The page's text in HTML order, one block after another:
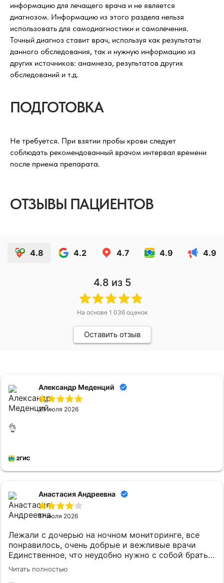
информацию для лечащего врача и не является
диагнозом. Информацию из этого раздела нельзя
использовать для самодиагностики и самолечения.
Точный диагноз ставит врач, используя как результаты
данного обследования, так и нужную информацию из
других источников: анамнеза, результатов других
обследований и т.д.
ПОДГОТОВКА
Не требуется. При взятии пробы крови следует
соблюдать рекомендованный врачом интервал времени
после приема препарата.
ОТЗЫВЫ ПАЦИЕНТОВ
4.8 4.2 4.7 4.9 4.9
4.8 из 5
На основе 1 036оценок
Оставить отзыв
Александр Меденций
31 июля 2026
👌
Анастасия Андреевна
17 июля 2026
Лежали с дочерью на ночном мониторинге, все
понравилось, очень добрые и вежливые врачи
Единственное, что неудобно нужно с собой брать
постельное белье и маленькому ребенку
кипяченую воду
Читать полностью